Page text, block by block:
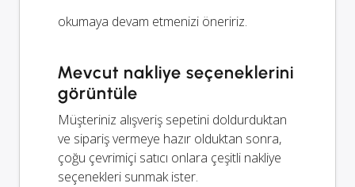
okumaya devam etmenizi öneririz.
Mevcut nakliye seçeneklerini
görüntüle
Müşteriniz alışveriş sepetini doldurduktan
ve sipariş vermeye hazır olduktan sonra,
çoğu çevrimiçi satıcı onlara çeşitli nakliye
seçenekleri sunmak ister.